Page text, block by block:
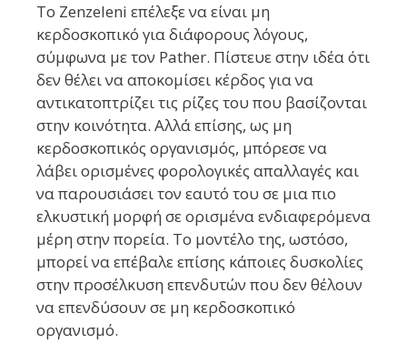
Το Zenzeleni επέλεξε να είναι μη
κερδοσκοπικό για διάφορους λόγους,
σύμφωνα με τον Pather. Πίστευε στην ιδέα ότι
δεν θέλει να αποκομίσει κέρδος για να
αντικατοπτρίζει τις ρίζες του που βασίζονται
στην κοινότητα. Αλλά επίσης, ως μη
κερδοσκοπικός οργανισμός, μπόρεσε να
λάβει ορισμένες φορολογικές απαλλαγές και
να παρουσιάσει τον εαυτό του σε μια πιο
ελκυστική μορφή σε ορισμένα ενδιαφερόμενα
μέρη στην πορεία. Το μοντέλο της, ωστόσο,
μπορεί να επέβαλε επίσης κάποιες δυσκολίες
στην προσέλκυση επενδυτών που δεν θέλουν
να επενδύσουν σε μη κερδοσκοπικό
οργανισμό.